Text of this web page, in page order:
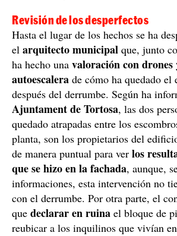
Revisión de los desperfectos
Hasta el lugar de los hechos se ha
el arquitecto municipal que, junto
ha hecho una valoración con drones
autoescalera de cómo ha quedado el
después del derrumbe. Según ha
Ajuntament de Tortosa, las dos
quedado atrapadas entre los
planta, son los propietarios del
de manera puntual para ver los
que se hizo en la fachada, aunque,
informaciones, esta intervención no
con el derrumbe. Por otra parte, el
que declarar en ruina el bloque de
reubicar a los inquilinos que vivían